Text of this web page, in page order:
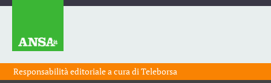
Responsabilità editoriale a cura diTeleborsa